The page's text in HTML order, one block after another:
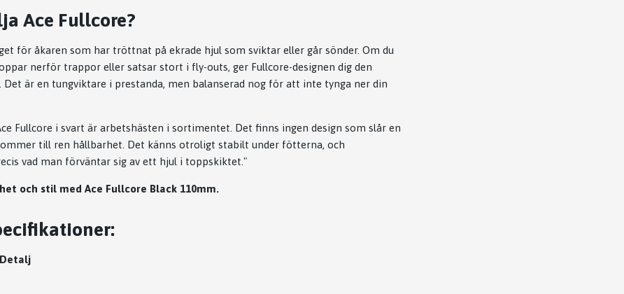
Ace Fullcore?
för åkaren som har tröttnat på ekrade hjul som sviktar eller går sönder. Om du
nerför trappor eller satsar stort i fly-outs, ger Fullcore-designen dig den
Det är en tungviktare i prestanda, men balanserad nog för att inte tynga ner din
Fullcore i svart är arbetshästen i sortimentet. Det finns ingen design som slår en
till ren hållbarhet. Det känns otroligt stabilt under fötterna, och
vad man förväntar sig av ett hjul i toppskiktet."
och stil med Ace Fullcore Black 110mm.
Detalj